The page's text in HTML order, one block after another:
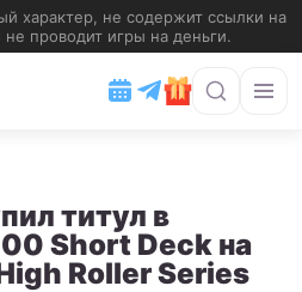
титул в
Short Deck на
Roller Series